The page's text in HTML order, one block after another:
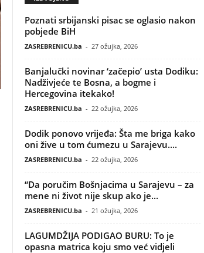
Poznati srbijanski pisac se oglasio nakon
pobjede BiH
ZASREBRENICU.ba - 27 ožujka, 2026
Banjalučki novinar ‘začepio’ usta Dodiku:
Nadživjeće te Bosna, a bogme i
Hercegovina itekako!
ZASREBRENICU.ba - 22 ožujka, 2026
Dodik ponovo vrijeđa: Šta me briga kako
oni žive u tom ćumezu u Sarajevu....
ZASREBRENICU.ba - 22 ožujka, 2026
“Da poručim Bošnjacima u Sarajevu – za
mene ni život nije skup ako je...
ZASREBRENICU.ba - 21 ožujka, 2026
LAGUMDŽIJA PODIGAO BURU: To je
opasna matrica koju smo već vidjeli